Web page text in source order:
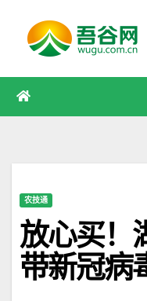
容
农技通
放心买！
带新冠病